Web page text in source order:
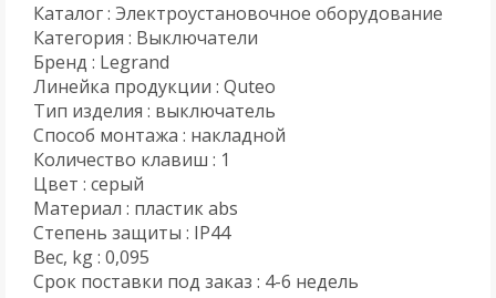
Каталог : Электроустановочное оборудование
Категория : Выключатели
Бренд : Legrand
Линейка продукции : Quteo
Тип изделия : выключатель
Способ монтажа : накладной
Количество клавиш : 1
Цвет : серый
Материал : пластик abs
Степень защиты : IP44
Вес, kg : 0,095
Срок поставки под заказ : 4-6 недель